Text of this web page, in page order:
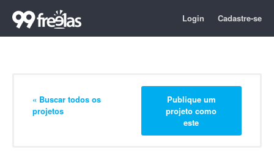
Login Cadastre-se
« Buscar todos os
projetos
Publique um
projeto como
este